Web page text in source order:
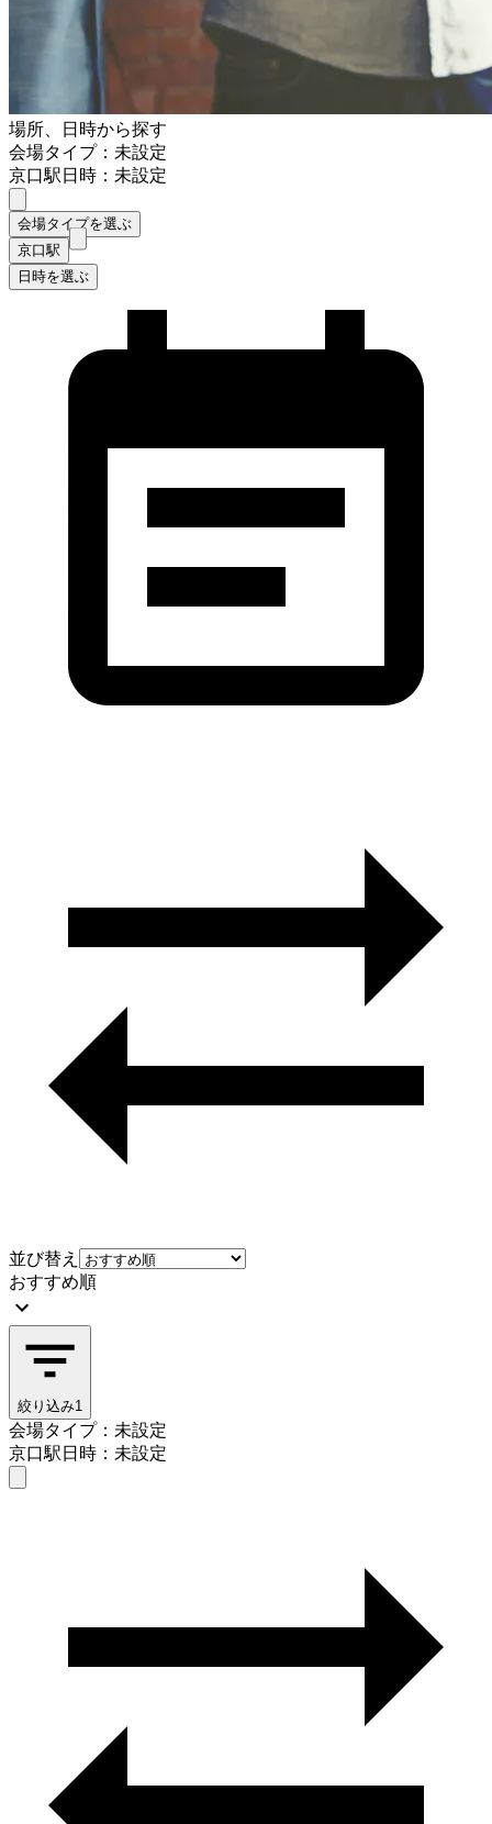
場所、日時から探す
会場タイプ：未設定
京口駅日時：未設定
会場タイプを選ぶ
京口駅
日時を選ぶ
並び替え
おすすめ順
絞り込み1
会場タイプ：未設定
京口駅日時：未設定